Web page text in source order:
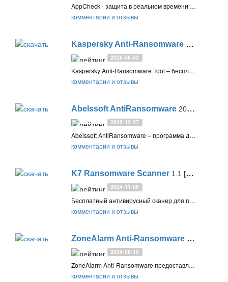
AppCheck - защита в реальном времени от шифраторов, программ-вымогателей и других вредоносных программ, а также защита системы от эксплоитов и неизвестных угроз
комментарии и отзывы
Kaspersky Anti-Ransomware Tool
2026-06-02
Kaspersky Anti-Ransomware Tool – бесплатный инструмент для защиты от шифровальщиков и программ-вымогателей, которые блокируют доступ к устройству или выполняют шифрование данных на диске
комментарии и отзывы
Abelssoft AntiRansomware 2025 (v2025.25)
2025-12-27
Abelssoft AntiRansomware – программа для безопасности важных файлов, обеспечивающая защиту в режиме реального времени от шифраторов и программ-вымогателей
комментарии и отзывы
K7 Ransomware Scanner 1.1 [1.0.0.721]
2024-11-06
Бесплатный антивирусный сканер для поиска и удаления из системы вируса WannaCry, а также других шпионов и программ-вымогателей
комментарии и отзывы
ZoneAlarm Anti-Ransomware 4.2.712
2024-06-10
ZoneAlarm Anti-Ransomware предоставляет проактивную 0-day защиту от шифровальщиков и восстанавливает данные после атаки. Разработчики обещают защиту от известного трояна-вымогателя WannaCry
комментарии и отзывы